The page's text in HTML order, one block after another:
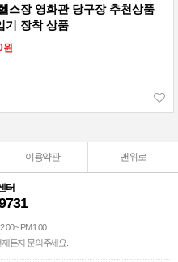
스장 영화관 당구장 추천상품
기 장착 상품
원
이용약관 맨위로
터
~ PM 1:00
든지 문의주세요.